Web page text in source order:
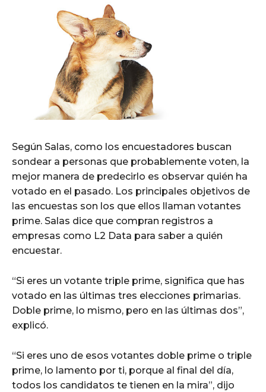
Según Salas, como los encuestadores buscan
sondear a personas que probablemente voten, la
mejor manera de predecirlo es observar quién ha
votado en el pasado. Los principales objetivos de
las encuestas son los que ellos llaman votantes
prime. Salas dice que compran registros a
empresas como L2 Data para saber a quién
encuestar.
“Si eres un votante triple prime, significa que has
votado en las últimas tres elecciones primarias.
Doble prime, lo mismo, pero en las últimas dos”,
explicó.
“Si eres uno de esos votantes doble prime o triple
prime, lo lamento por ti, porque al final del día,
todos los candidatos te tienen en la mira”, dijo